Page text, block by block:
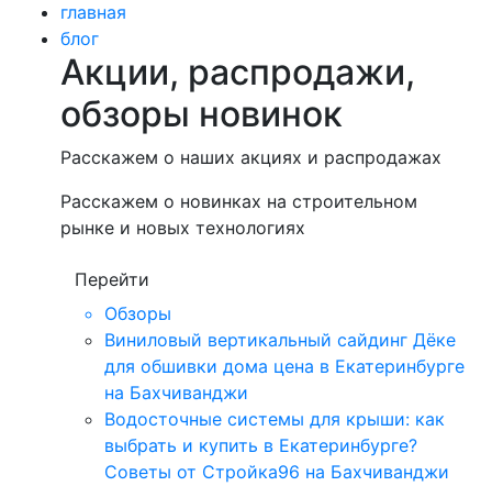
главная
блог
Акции, распродажи,
обзоры новинок
Расскажем о наших акциях и распродажах
Расскажем о новинках на строительном
рынке и новых технологиях
Перейти
Обзоры
Виниловый вертикальный сайдинг Дёке
для обшивки дома цена в Екатеринбурге
на Бахчиванджи
Водосточные системы для крыши: как
выбрать и купить в Екатеринбурге?
Советы от Стройка96 на Бахчиванджи